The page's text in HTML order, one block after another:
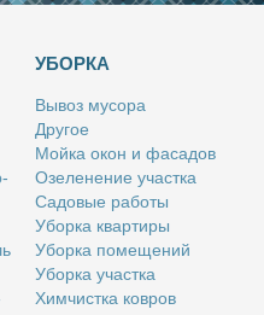
УБОРКА
Вы­воз му­со­ра
Дру­гое
Мой­ка окон и фа­са­дов
Озе­ле­не­ние участ­ка
Са­до­вые ра­бо­ты
Убор­ка квар­ти­ры
Убор­ка по­ме­ще­ний
Убор­ка участ­ка
Хим­чист­ка ков­ров